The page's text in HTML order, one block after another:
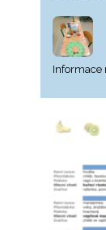
Informace